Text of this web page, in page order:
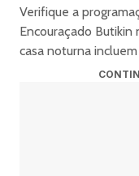
Verifique a
Encouraçado Butikin
casa noturna